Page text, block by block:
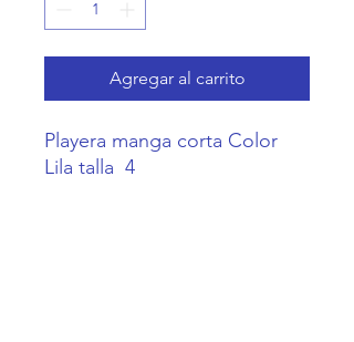
Agregar al carrito
Playera manga corta Color
Lila talla  4